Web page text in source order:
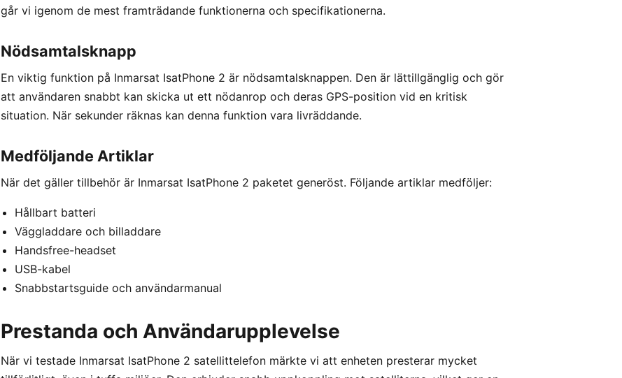
går vi igenom de mest framträdande funktionerna och specifikationerna.
Nödsamtalsknapp
En viktig funktion på Inmarsat IsatPhone 2 är nödsamtalsknappen. Den är lättillgänglig och gör
att användaren snabbt kan skicka ut ett nödanrop och deras GPS-position vid en kritisk
situation. När sekunder räknas kan denna funktion vara livräddande.
Medföljande Artiklar
När det gäller tillbehör är Inmarsat IsatPhone 2 paketet generöst. Följande artiklar medföljer:
Hållbart batteri
Väggladdare och billaddare
Handsfree-headset
USB-kabel
Snabbstartsguide och användarmanual
Prestanda och Användarupplevelse
När vi testade Inmarsat IsatPhone 2 satellittelefon märkte vi att enheten presterar mycket